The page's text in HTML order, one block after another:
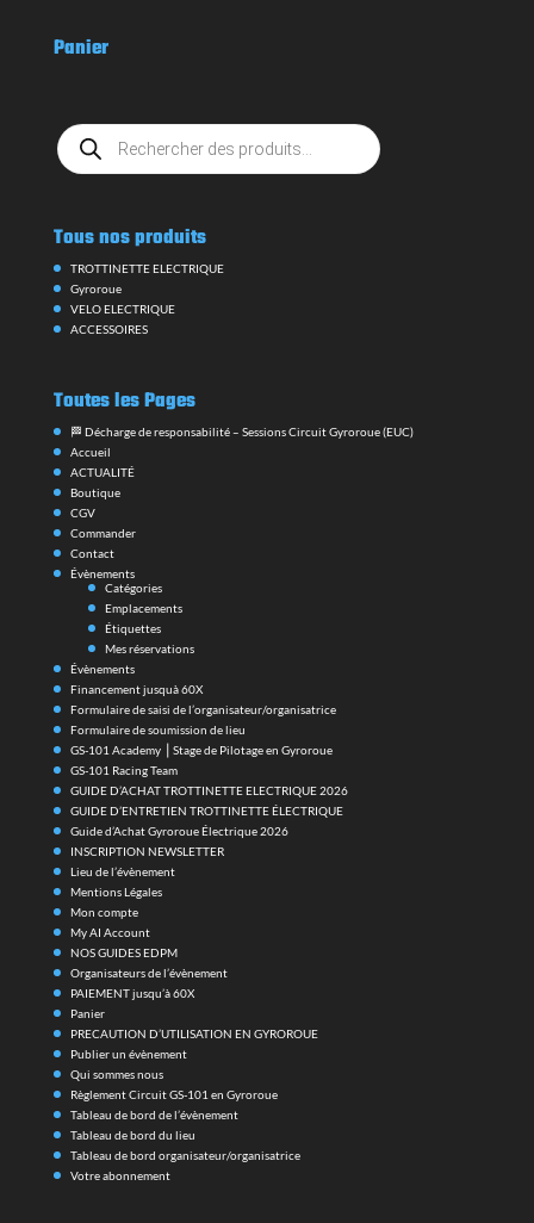
Panier
Recherche
de
produits
Tous nos produits
TROTTINETTE ELECTRIQUE
Gyroroue
VELO ELECTRIQUE
ACCESSOIRES
Toutes les Pages
🏁 Décharge de responsabilité – Sessions Circuit Gyroroue (EUC)
Accueil
ACTUALITÉ
Boutique
CGV
Commander
Contact
Évènements
Catégories
Emplacements
Étiquettes
Mes réservations
Évènements
Financement jusquà 60X
Formulaire de saisi de l’organisateur/organisatrice
Formulaire de soumission de lieu
GS-101 Academy ⎪Stage de Pilotage en Gyroroue
GS-101 Racing Team
GUIDE D’ACHAT TROTTINETTE ELECTRIQUE 2026
GUIDE D’ENTRETIEN TROTTINETTE ÉLECTRIQUE
Guide d’Achat Gyroroue Électrique 2026
INSCRIPTION NEWSLETTER
Lieu de l’évènement
Mentions Légales
Mon compte
My AI Account
NOS GUIDES EDPM
Organisateurs de l’évènement
PAIEMENT jusqu’à 60X
Panier
PRECAUTION D’UTILISATION EN GYROROUE
Publier un évènement
Qui sommes nous
Règlement Circuit GS-101 en Gyroroue
Tableau de bord de l’évènement
Tableau de bord du lieu
Tableau de bord organisateur/organisatrice
Votre abonnement